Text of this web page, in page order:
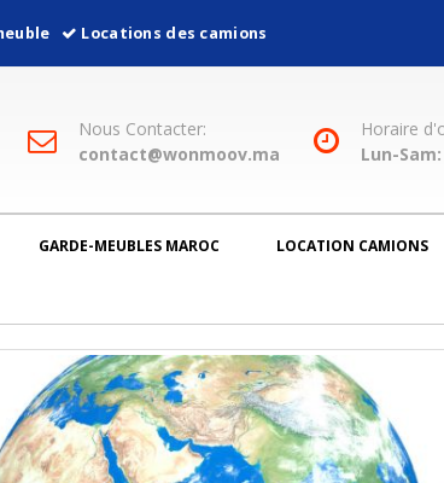
Locations des camions
Nous Contacter:
contact@wonmoov.ma
Horaire
Lun-
GARDE-MEUBLES MAROC LOCATION CAMIONS